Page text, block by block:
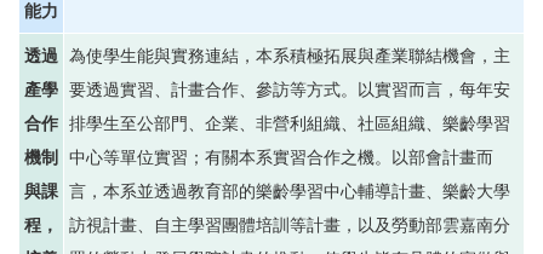
能力
透過
產學
合作
機制
與課
程，
為使學生能與實務連結，本系積極拓展與產業聯結機會，主
要透過實習、計畫合作、參訪等方式。以實習而言，每年安
排學生至公部門、企業、非營利組織、社區組織、樂齡學習
中心等單位實習；有關本系實習合作之機。以部會計畫而
言，本系並透過教育部的樂齡學習中心輔導計畫、樂齡大學
訪視計畫、自主學習團體培訓等計畫，以及勞動部雲嘉南分